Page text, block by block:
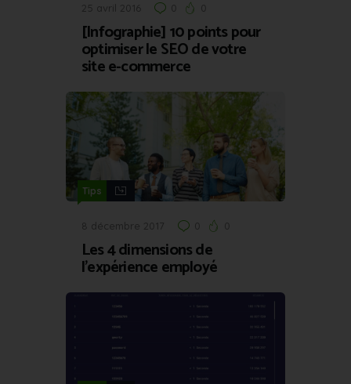
25 avril 2016 0 0
[Infographie] 10 points pour
optimiser le SEO de votre
site e-commerce
Tips
8 décembre 2017 0 0
Les 4 dimensions de
l’expérience employé